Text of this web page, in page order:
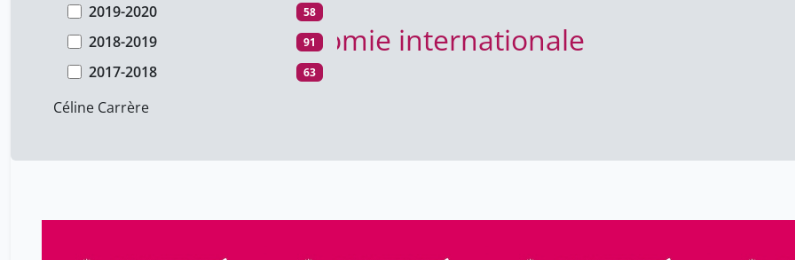
2019-2020 58
2018-2019 91
2017-2018 63
2016-2017
2014-2015 59
Introduction à l'économie internationale
Global Studies Institute - GSI
2025-2026
Céline Carrère